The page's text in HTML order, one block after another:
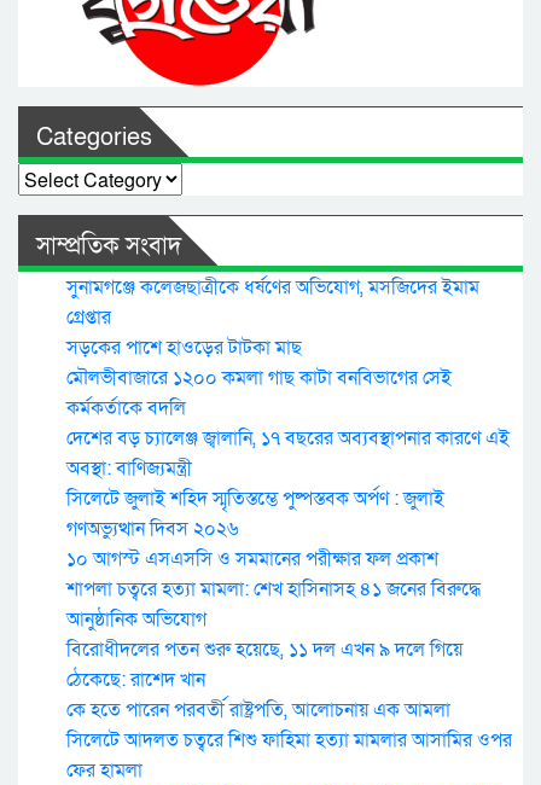
Categories
Categories
সাম্প্রতিক সংবাদ
সুনামগঞ্জে কলেজছাত্রীকে ধর্ষণের অভিযোগ, মসজিদের ইমাম
গ্রেপ্তার
সড়কের পাশে হাওড়ের টাটকা মাছ
মৌলভীবাজারে ১২০০ কমলা গাছ কাটা বনবিভাগের সেই
কর্মকর্তাকে বদলি
দেশের বড় চ্যালেঞ্জ জ্বালানি, ১৭ বছরের অব্যবস্থাপনার কারণে এই
অবস্থা: বাণিজ্যমন্ত্রী
সিলেটে জুলাই শহিদ স্মৃতিস্তম্ভে পুষ্পস্তবক অর্পণ : জুলাই
গণঅভ্যুত্থান দিবস ২০২৬
১০ আগস্ট এসএসসি ও সমমানের পরীক্ষার ফল প্রকাশ
শাপলা চত্বরে হত্যা মামলা: শেখ হাসিনাসহ ৪১ জনের বিরুদ্ধে
আনুষ্ঠানিক অভিযোগ
বিরোধীদলের পতন শুরু হয়েছে, ১১ দল এখন ৯ দলে গিয়ে
ঠেকেছে: রাশেদ খান
কে হতে পারেন পরবর্তী রাষ্ট্রপতি, আলোচনায় এক আমলা
সিলেটে আদলত চত্বরে শিশু ফাহিমা হত্যা মামলার আসামির ওপর
ফের হামলা